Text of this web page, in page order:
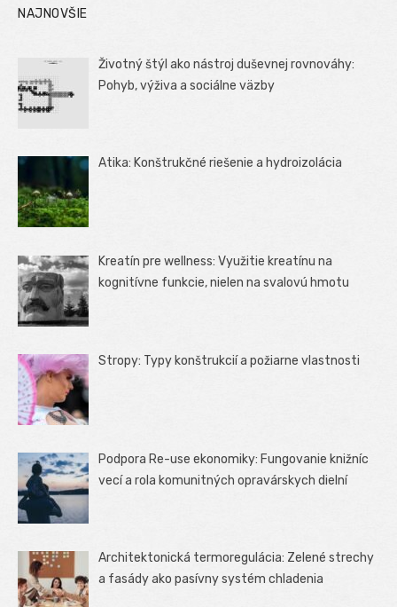
NAJNOVŠIE
Životný štýl ako nástroj duševnej rovnováhy:
Pohyb, výživa a sociálne väzby
Atika: Konštrukčné riešenie a hydroizolácia
Kreatín pre wellness: Využitie kreatínu na
kognitívne funkcie, nielen na svalovú hmotu
Stropy: Typy konštrukcií a požiarne vlastnosti
Podpora Re-use ekonomiky: Fungovanie knižníc
vecí a rola komunitných opravárskych dielní
Architektonická termoregulácia: Zelené strechy
a fasády ako pasívny systém chladenia